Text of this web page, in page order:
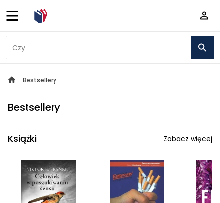
Bestsellery
Bestsellery
Książki Zobacz więcej